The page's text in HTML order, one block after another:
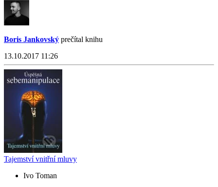
Boris Jankovský prečítal knihu
13.10.2017 11:26
Tajemství vnitřní mluvy
Ivo Toman